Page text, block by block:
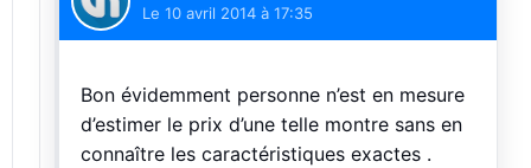
Le 10 avril 2014 à 17:35
Bon évidemment personne n’est en mesure
d’estimer le prix d’une telle montre sans en
connaître les caractéristiques exactes .